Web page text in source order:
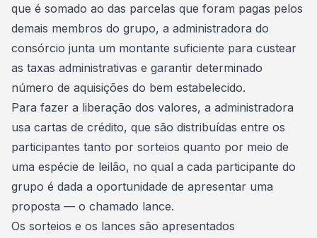
que é somado ao das parcelas que foram pagas pelos
demais membros do grupo, a administradora do
consórcio junta um montante suficiente para custear
as taxas administrativas e garantir determinado
número de aquisições do bem estabelecido.
Para fazer a liberação dos valores, a administradora
usa cartas de crédito, que são distribuídas entre os
participantes tanto por sorteios quanto por meio de
uma espécie de leilão, no qual a cada participante do
grupo é dada a oportunidade de apresentar uma
proposta — o chamado lance.
Os sorteios e os lances são apresentados